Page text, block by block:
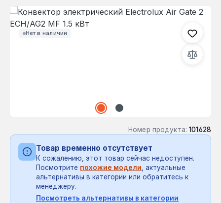
Нет в наличии
Пропустить галерею изображений
Номер продукта: 101628
Товар временно отсутствует
К сожалению, этот товар сейчас недоступен.
Посмотрите похожие модели, актуальные
альтернативы в категории или обратитесь к
менеджеру.
Посмотреть альтернативы в категории